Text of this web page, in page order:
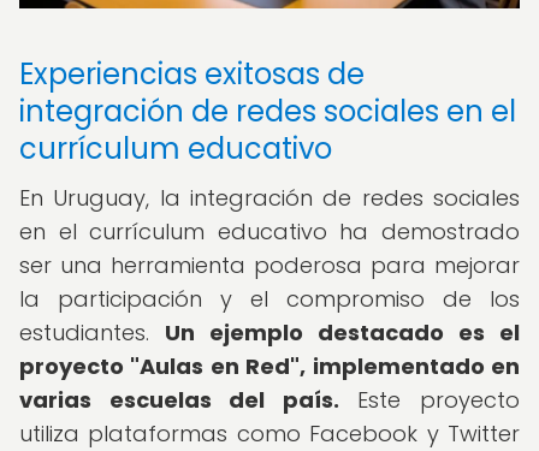
Experiencias exitosas de
integración de redes sociales en el
currículum educativo
En Uruguay, la integración de redes sociales
en el currículum educativo ha demostrado
ser una herramienta poderosa para mejorar
la participación y el compromiso de los
estudiantes. Un ejemplo destacado es el
proyecto "Aulas en Red", implementado en
varias escuelas del país. Este proyecto
utiliza plataformas como Facebook y Twitter